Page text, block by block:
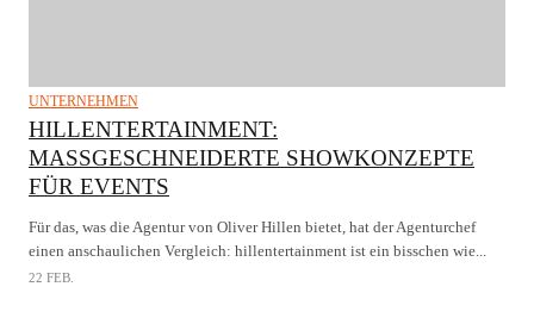
UNTERNEHMEN
HILLENTERTAINMENT:
MASSGESCHNEIDERTE SHOWKONZEPTE F
ÜR EVENTS
Für das, was die Agentur von Oliver Hillen bietet, hat der Agenturchef
einen anschaulichen Vergleich: hillentertainment ist ein bisschen wie...
22 FEB.